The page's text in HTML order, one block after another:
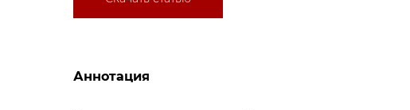
Аннотация